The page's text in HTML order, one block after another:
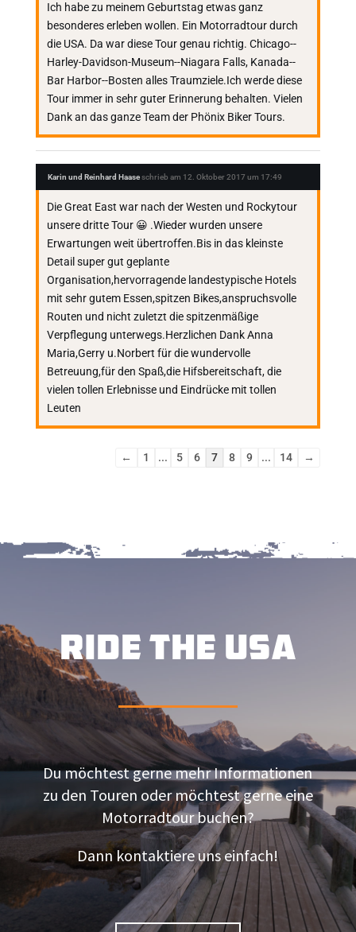
Ich habe zu meinem Geburtstag etwas ganz
besonderes erleben wollen. Ein Motorradtour durch
die USA. Da war diese Tour genau richtig. Chicago--
Harley-Davidson-Museum--Niagara Falls, Kanada--
Bar Harbor--Bosten alles Traumziele.Ich werde diese
Tour immer in sehr guter Erinnerung behalten. Vielen
Dank an das ganze Team der Phönix Biker Tours.
Karin und Reinhard Haaseschrieb am 12. Oktober 2017 um 17:49
Die Great East war nach der Westen und Rockytour
unsere dritte Tour 😀 .Wieder wurden unsere
Erwartungen weit übertroffen.Bis in das kleinste
Detail super gut geplante
Organisation,hervorragende landestypische Hotels
mit sehr gutem Essen,spitzen Bikes,anspruchsvolle
Routen und nicht zuletzt die spitzenmäßige
Verpflegung unterwegs.Herzlichen Dank Anna
Maria,Gerry u.Norbert für die wundervolle
Betreuung,für den Spaß,die Hifsbereitschaft, die
vielen tollen Erlebnisse und Eindrücke mit tollen
Leuten
Navigation
← 1 ... 5 6 7 8 9 ... 14 →
RIDE THE USA
Du möchtest gerne mehr Informationen
zu den Touren oder möchtest gerne eine
Motorradtour buchen?
Dann kontaktiere uns einfach!